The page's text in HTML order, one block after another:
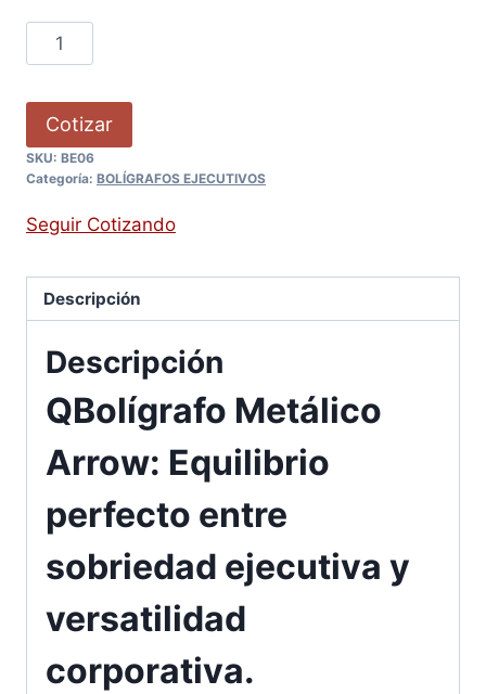
Cotizar
SKU: BE06
Categoría: BOLÍGRAFOS EJECUTIVOS
Seguir Cotizando
Descripción
Descripción
QBolígrafo Metálico
Arrow: Equilibrio
perfecto entre
sobriedad ejecutiva y
versatilidad
corporativa.